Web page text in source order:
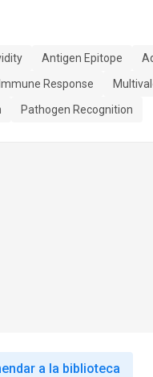
Antigen Epitope
Immune Response
Pathogen Recognition
a la biblioteca